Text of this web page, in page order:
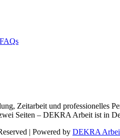
Zeit­arbeit und pro­fes­sio­nel­les
Sei­ten – DEKRA Arbeit ist in
| Powered by DEKRA